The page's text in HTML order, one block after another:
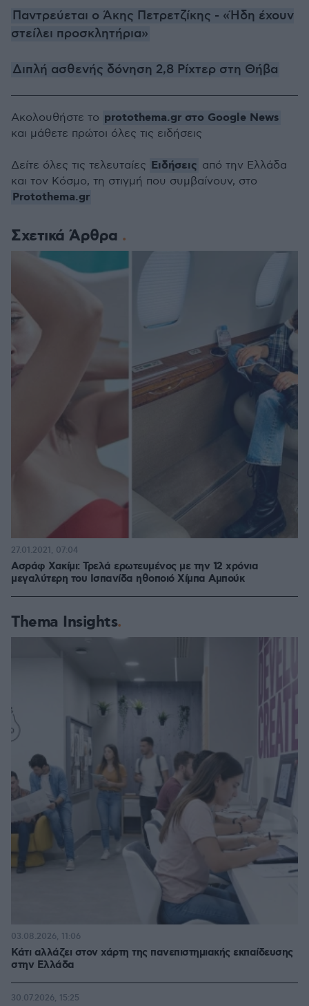
Παντρεύεται ο Άκης Πετρετζίκης - «Ήδη έχουν
στείλει προσκλητήρια»
Διπλή ασθενής δόνηση 2,8 Ρίχτερ στη Θήβα
Σχετικά Άρθρα
Ασράφ Χακίμι: Τρελά ερωτευμένος με την 12 χρόνια
μεγαλύτερη του Ισπανίδα ηθοποιό Χίμπα Αμπούκ
27.01.2021, 07:04
Thema Insights
Κάτι αλλάζει στον χάρτη της πανεπιστημιακής εκπαίδευσης
στην Ελλάδα
03.08.2026, 11:06
30.07.2026, 15:25
Ακολουθήστε το protothema.gr στο Google News
και μάθετε πρώτοι όλες τις ειδήσεις
Δείτε όλες τις τελευταίες Ειδήσεις από την Ελλάδα
και τον Κόσμο, τη στιγμή που συμβαίνουν, στο
Protothema.gr